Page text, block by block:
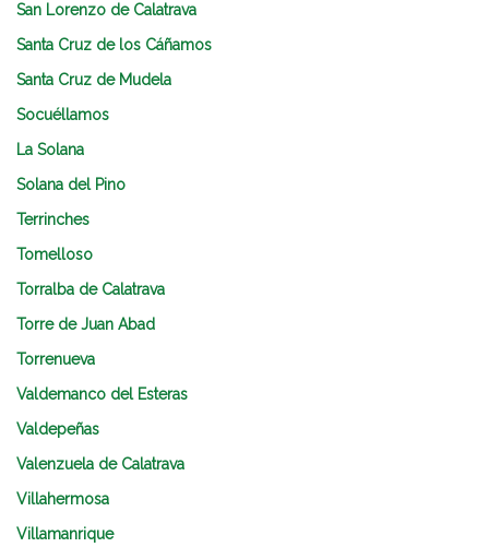
San Lorenzo de Calatrava
Santa Cruz de los Cáñamos
Santa Cruz de Mudela
Socuéllamos
La Solana
Solana del Pino
Terrinches
Tomelloso
Torralba de Calatrava
Torre de Juan Abad
Torrenueva
Valdemanco del Esteras
Valdepeñas
Valenzuela de Calatrava
Villahermosa
Villamanrique